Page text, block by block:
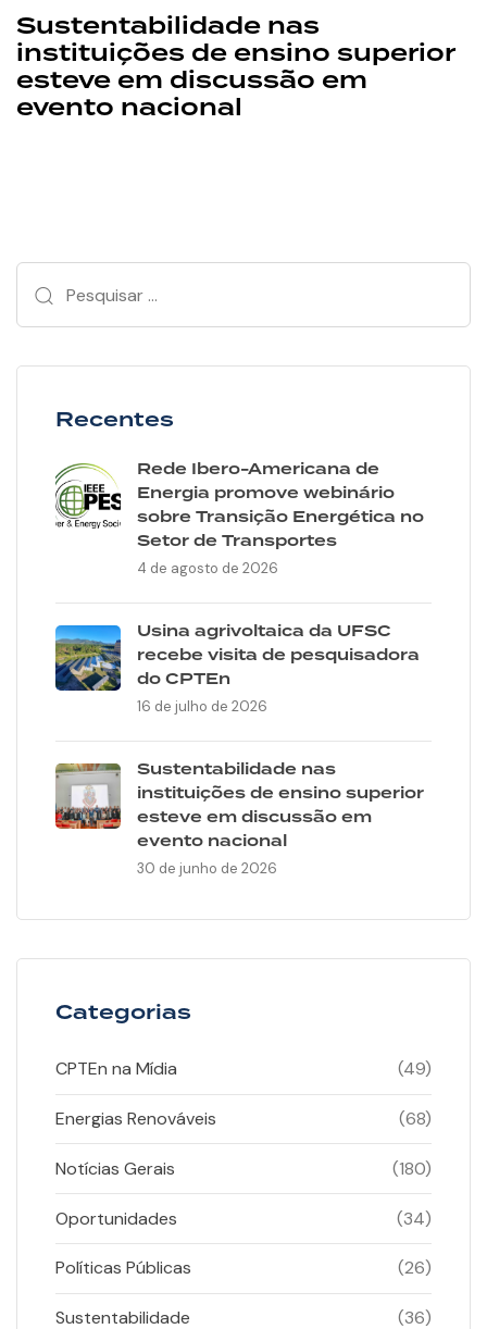
Sustentabilidade nas
instituições de ensino superior
esteve em discussão em
evento nacional
Recentes
Rede Ibero-Americana de
Energia promove webinário
sobre Transição Energética no
Setor de Transportes
4 de agosto de 2026
Usina agrivoltaica da UFSC
recebe visita de pesquisadora
do CPTEn
16 de julho de 2026
Sustentabilidade nas
instituições de ensino superior
esteve em discussão em
evento nacional
30 de junho de 2026
Categorias
CPTEn na Mídia (49)
Energias Renováveis (68)
Notícias Gerais (180)
Oportunidades (34)
Políticas Públicas (26)
Sustentabilidade (36)